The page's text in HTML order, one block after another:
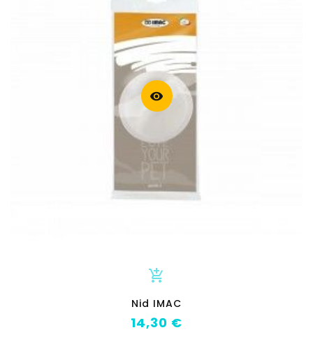
visibility
add_shopping_cart
Nid IMAC
Prix
14,30 €